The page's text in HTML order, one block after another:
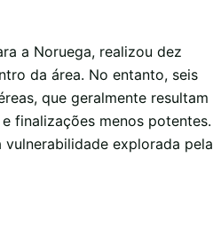
a Noruega, realizou dez
da área. No entanto, seis
que geralmente resultam
finalizações menos potentes.
vulnerabilidade explorada pela